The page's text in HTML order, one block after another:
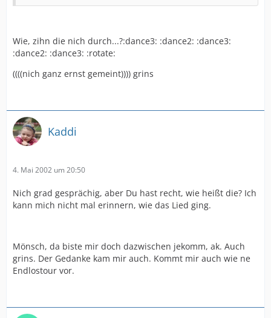
Wie, zihn die nich durch...?:dance3: :dance2: :dance3:
:dance2: :dance3: :rotate:
((((nich ganz ernst gemeint)))) grins
Kaddi
4. Mai 2002 um 20:50
Nich grad gesprächig, aber Du hast recht, wie heißt die? Ich
kann mich nicht mal erinnern, wie das Lied ging.
Mönsch, da biste mir doch dazwischen jekomm, ak. Auch
grins. Der Gedanke kam mir auch. Kommt mir auch wie ne
Endlostour vor.